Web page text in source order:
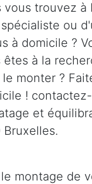
vous trouvez
ou
à domicile ?
êtes à la
le monter ?
!
et
Bruxelles.
montage de